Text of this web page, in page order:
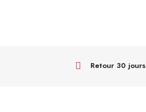
Retour 30 jours